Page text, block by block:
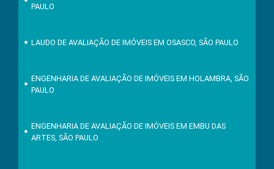
PAULO
LAUDO DE AVALIAÇÃO DE IMÓVEIS EM OSASCO, SÃO PAULO
ENGENHARIA DE AVALIAÇÃO DE IMÓVEIS EM HOLAMBRA, SÃO
PAULO
ENGENHARIA DE AVALIAÇÃO DE IMÓVEIS EM EMBU DAS
ARTES, SÃO PAULO